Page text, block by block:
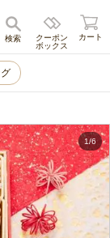
キャンセル
クーポン
ボックス
検索 カート
1/6